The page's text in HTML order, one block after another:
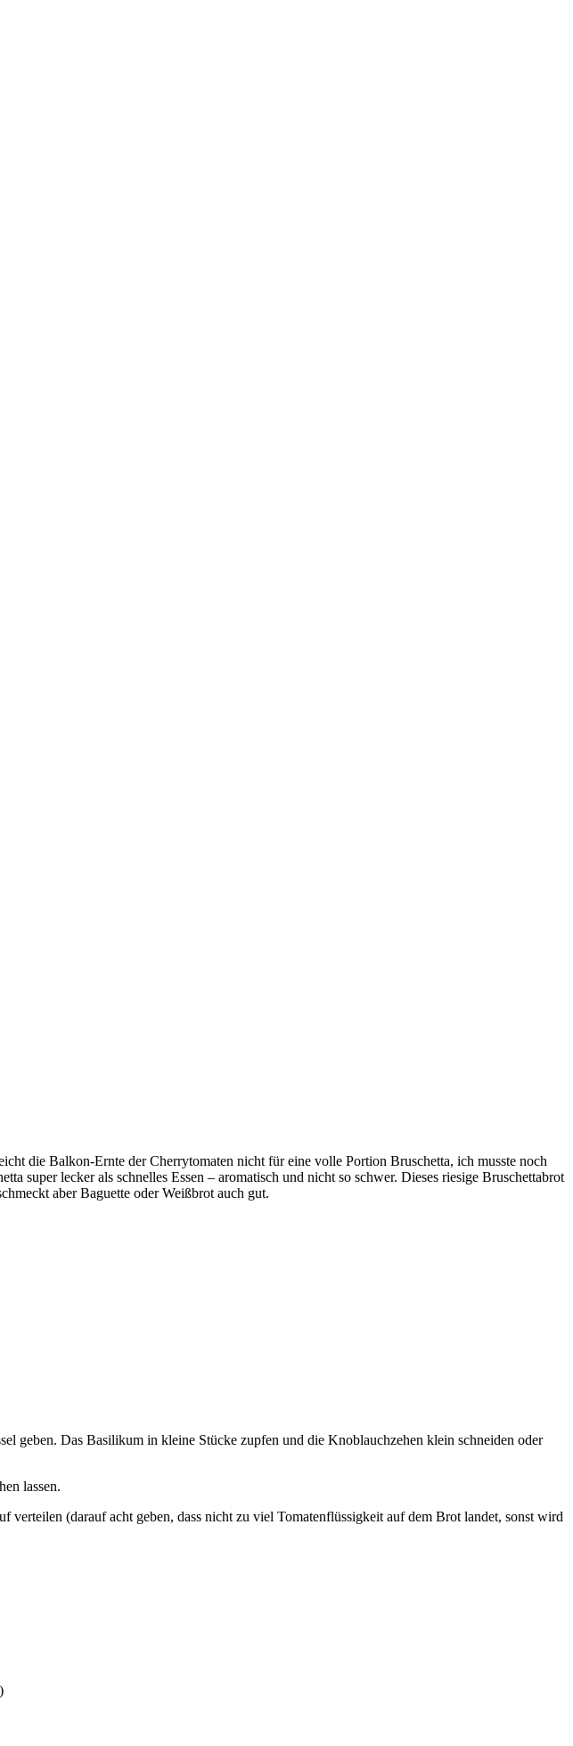
die Balkon-Ernte der Cherrytomaten nicht für eine volle Portion Bruschetta, ich musste noch
super lecker als schnelles Essen – aromatisch und nicht so schwer. Dieses riesige Bruschettabrot
aber Baguette oder Weißbrot auch gut.
geben. Das Basilikum in kleine Stücke zupfen und die Knoblauchzehen klein schneiden oder
lassen.
(darauf acht geben, dass nicht zu viel Tomatenflüssigkeit auf dem Brot landet, sonst wird